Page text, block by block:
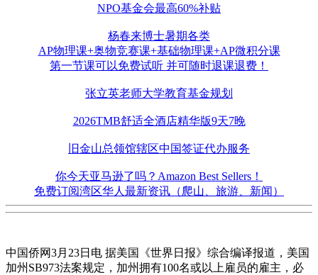
NPO基金会最高60%补贴
杨春来博士暑期各类
AP物理课+奥物竞赛课+基础物理课+AP微积分课
第一节课可以免费试听 并可随时退课退费！
张立英老师大学教育基金规划
2026TMB舒适全酒店精华版9天7晚
旧金山总领馆辖区中国签证代办服务
你今天亚马逊了吗？Amazon Best Sellers！
免费订阅湾区华人最新资讯（爬山、旅游、新闻）
中国侨网3月23日电 据美国《世界日报》综合编译报道，美国
加州SB973法案规定，加州拥有100名或以上雇员的雇主，必